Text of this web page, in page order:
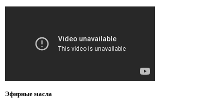
Эфирные масла